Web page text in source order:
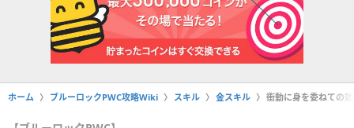
ホーム ブルーロックPWC攻略Wiki スキル 金スキル 衝動に身を委ねての